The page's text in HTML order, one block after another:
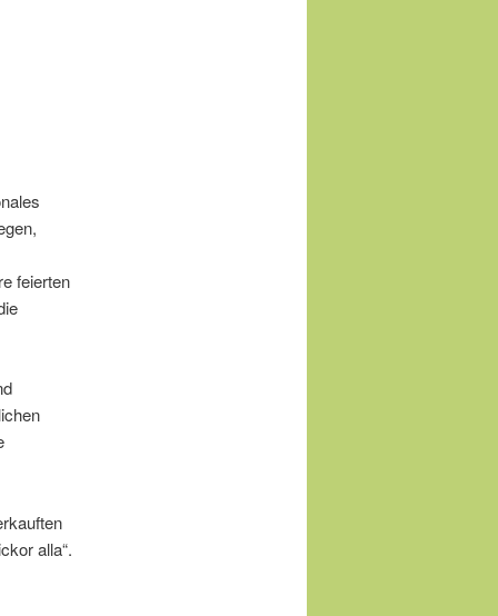
feierten
alla“.